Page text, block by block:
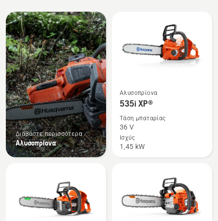
Όλα
τα
προϊόντα
Διαβάστε περισσότερα
Αλυσοπρίονα
Δείτε
περισσότερες
λεπτομέρειες
για
το
535i
Αλυσοπρίονα
535i XP®
Τάση μπαταρίας
36 V
Ισχύς
1,45 kW